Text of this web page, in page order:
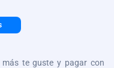
te guste y pagar con